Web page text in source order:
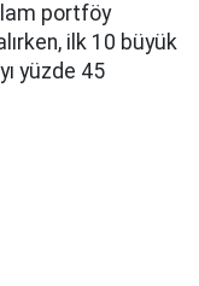
portföy
ilk 10 büyük
yüzde 45